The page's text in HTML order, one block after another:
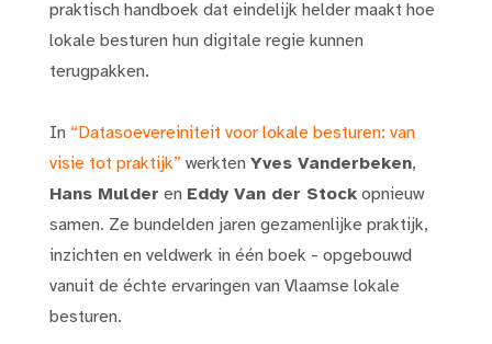
praktisch handboek dat eindelijk helder maakt hoe
lokale besturen hun digitale regie kunnen
terugpakken.
In “Datasoevereiniteit voor lokale besturen: van
visie tot praktijk” werkten Yves Vanderbeken,
Hans Mulder en Eddy Van der Stock opnieuw
samen. Ze bundelden jaren gezamenlijke praktijk,
inzichten en veldwerk in één boek - opgebouwd
vanuit de échte ervaringen van Vlaamse lokale
besturen.